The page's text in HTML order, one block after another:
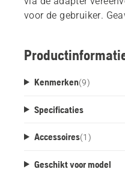
voor de gebruiker.
gebruikers de accu's
voor vrijstaand
comfort en
dat het harnas nat en
Kenmerken(9)
Specificaties
Accessoires(1 )
Geschikt voor model